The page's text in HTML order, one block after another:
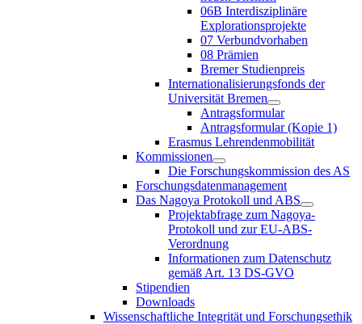
06B Interdisziplinäre
Explorationsprojekte
07 Verbundvorhaben
08 Prämien
Bremer Studienpreis
Internationalisierungsfonds der
Universität Bremen
Antragsformular
Antragsformular (Kopie 1)
Erasmus Lehrendenmobilität
Kommissionen
Die Forschungskommission des AS
Forschungsdatenmanagement
Das Nagoya Protokoll und ABS
Projektabfrage zum Nagoya-
Protokoll und zur EU-ABS-
Verordnung
Informationen zum Datenschutz
gemäß Art. 13 DS-GVO
Stipendien
Downloads
Wissenschaftliche Integrität und Forschungsethik